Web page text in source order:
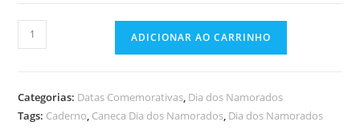
ADICIONAR AO CARRINHO
Categorias: Datas Comemorativas Dia dos Namorados
Tags: Caderno Caneca Dia dos Namorados Dia dos Namorados